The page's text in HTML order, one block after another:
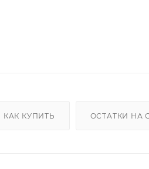
КАК КУПИТЬ ОСТАТКИ НА